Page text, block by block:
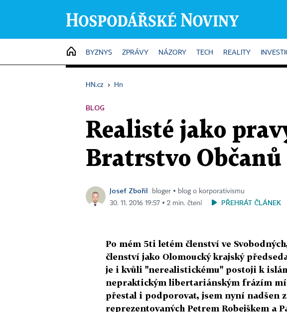
HOME
BYZNYS ZPRÁVY NÁZORY TECH REALITY
HN.cz › Hn
BLOG
Realisté jako
Bratrstvo
Josef Zbořil
bloger ▪ blog o korporativismu
30. 11. 2016 19:57 ▪ 2 min. čtení
PŘEHRÁT ČLÁNEK
Po mém 5ti letém členství ve
členství jako Olomoucký krajský
je i kvůli "nerealistickému" postoji k
nepraktickým libertariánským frázím
přestal i podporovat, jsem nyní nadšen
reprezentovaných Petrem Robejškem a